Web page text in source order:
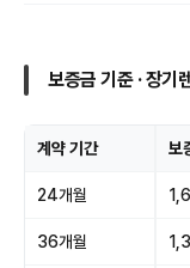
보증금 기준 · 장기
계약 기간 보
24개월
36개월